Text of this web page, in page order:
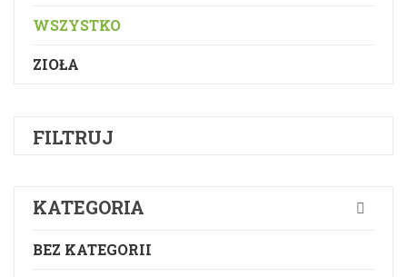
WSZYSTKO
ZIOŁA
FILTRUJ
KATEGORIA
BEZ KATEGORII